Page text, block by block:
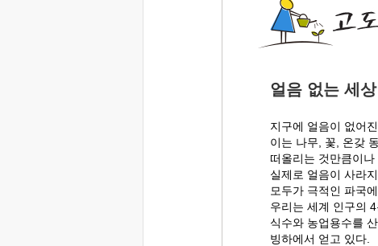
얼음 없는 세상
지구에 얼음이 없어
이는 나무, 꽃, 온갖
떠올리는 것만큼이나
실제로 얼음이 사라
모두가 극적인 파국
우리는 세계 인구의
식수와 농업용수를
빙하에서 얻고 있다.